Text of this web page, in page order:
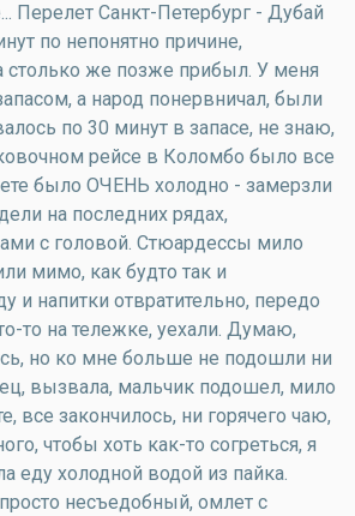
Перелет Санкт-Петербург - Дубай
по непонятно причине,
столько же позже прибыл. У меня
а народ понервничал, были
по 30 минут в запасе, не знаю,
рейсе в Коломбо было все
было ОЧЕНЬ холодно - замерзли
на последних рядах,
с головой. Стюардессы мило
мимо, как будто так и
и напитки отвратительно, передо
то на тележке, уехали. Думаю,
но ко мне больше не подошли ни
вызвала, мальчик подошел, мило
все закончилось, ни горячего чаю,
чтобы хоть как-то согреться, я
еду холодной водой из пайка.
несъедобный, омлет с